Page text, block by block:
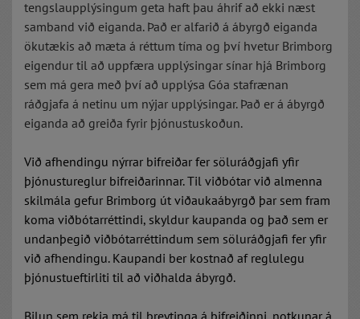
tengslaupplýsingum geta haft þau áhrif að ekki næst
samband við eiganda. Það er alfarið á ábyrgð eiganda
ökutækis að mæta á réttum tíma og því hvetur Brimborg
eigendur til að uppfæra upplýsingar sínar hjá Brimborg
sem má gera með því að upplýsa Góa stafrænan
ráðgjafa á netinu um nýjar upplýsingar. Það er á ábyrgð
eiganda að greiða fyrir þjónustuskoðun.
Við afhendingu nýrrar bifreiðar fer söluráðgjafi yfir
þjónustureglur bifreiðarinnar. Til viðbótar við almenna
skilmála gefur Brimborg út viðaukaábyrgð þar sem fram
koma viðbótarréttindi, skyldur kaupanda og það sem er
undanþegið viðbótarréttindum sem söluráðgjafi fer yfir
við afhendingu. Kaupandi ber kostnað af reglulegu
þjónustueftirliti til að viðhalda ábyrgð.
Bilun sem rekja má til breytinga á bifreiðinni, notkunar á